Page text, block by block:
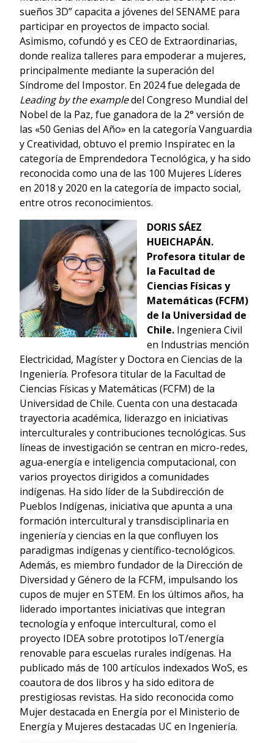
sueños 3D” capacita a jóvenes del SENAME para
participar en proyectos de impacto social.
Asimismo, cofundó y es CEO de Extraordinarias,
donde realiza talleres para empoderar a mujeres,
principalmente mediante la superación del
Síndrome del Impostor. En 2024 fue delegada de
Leading by the exampledel Congreso Mundial del
Nobel de la Paz, fue ganadora de la 2° versión de
las «50 Genias del Año» en la categoría Vanguardia
y Creatividad, obtuvo el premio Inspiratec en la
categoría de Emprendedora Tecnológica, y ha sido
reconocida como una de las 100 Mujeres Líderes
en 2018 y 2020 en la categoría de impacto social,
entre otros reconocimientos.
DORIS SÁEZ
HUEICHAPÁN.
Profesora titular de
la Facultad de
Ciencias Físicas y
Matemáticas (FCFM)
de la Universidad de
Chile. Ingeniera Civil
en Industrias mención
Electricidad, Magíster y Doctora en Ciencias de la
Ingeniería. Profesora titular de la Facultad de
Ciencias Físicas y Matemáticas (FCFM) de la
Universidad de Chile. Cuenta con una destacada
trayectoria académica, liderazgo en iniciativas
interculturales y contribuciones tecnológicas. Sus
líneas de investigación se centran en micro-redes,
agua-energía e inteligencia computacional, con
varios proyectos dirigidos a comunidades
indígenas. Ha sido líder de la Subdirección de
Pueblos Indígenas, iniciativa que apunta a una
formación intercultural y transdisciplinaria en
ingeniería y ciencias en la que confluyen los
paradigmas indígenas y científico-tecnológicos.
Además, es miembro fundador de la Dirección de
Diversidad y Género de la FCFM, impulsando los
cupos de mujer en STEM. En los últimos años, ha
liderado importantes iniciativas que integran
tecnología y enfoque intercultural, como el
proyecto IDEA sobre prototipos IoT/energía
renovable para escuelas rurales indígenas. Ha
publicado más de 100 artículos indexados WoS, es
coautora de dos libros y ha sido editora de
prestigiosas revistas. Ha sido reconocida como
Mujer destacada en Energía por el Ministerio de
Energía y Mujeres destacadas UC en Ingeniería.